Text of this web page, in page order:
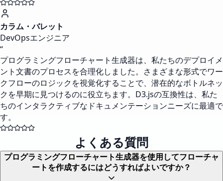
カラム・バレット
DevOpsエンジニア
“
プログラミングフローチャート生成器は、私たちのデプロイメ
ント文書のプロセスを合理化しました。さまざまな形式でワー
クフローのロジックを視覚化することで、潜在的なボトルネッ
クを早期に見つけるのに役立ちます。D3.jsの互換性は、私た
ちのインタラクティブなドキュメンテーションニーズに最適で
す。
よくある質問
プログラミングフローチャート生成器を使用してフローチャ
ートを作成するにはどうすればよいですか？